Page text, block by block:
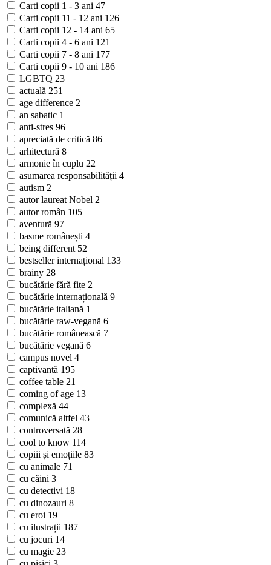
Carti copii 1 - 3 ani 47
Carti copii 11 - 12 ani 126
Carti copii 12 - 14 ani 65
Carti copii 4 - 6 ani 121
Carti copii 7 - 8 ani 177
Carti copii 9 - 10 ani 186
LGBTQ 23
actuală 251
age difference 2
an sabatic 1
anti-stres 96
apreciată de critică 86
arhitectură 8
armonie în cuplu 22
asumarea responsabilității 4
autism 2
autor laureat Nobel 2
autor român 105
aventură 97
basme românești 4
being different 52
bestseller internațional 133
brainy 28
bucătărie fără fițe 2
bucătărie internațională 9
bucătărie italiană 1
bucătărie raw-vegană 6
bucătărie românească 7
bucătărie vegană 6
campus novel 4
captivantă 195
coffee table 21
coming of age 13
complexă 44
comunică altfel 43
controversată 28
cool to know 114
copiii și emoțiile 83
cu animale 71
cu câini 3
cu detectivi 18
cu dinozauri 8
cu eroi 19
cu ilustrații 187
cu jocuri 14
cu magie 23